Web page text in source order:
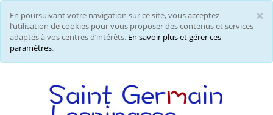
×
En poursuivant votre navigation sur ce site, vous acceptez
l’utilisation de cookies pour vous proposer des contenus et services
adaptés à vos centres d’intérêts. En savoir plus et gérer ces
paramètres.